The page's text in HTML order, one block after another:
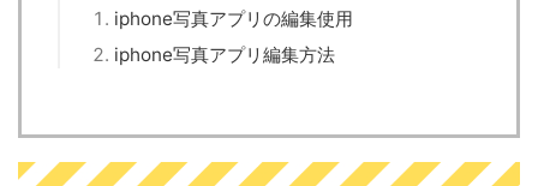
iphone写真アプリの編集使用
iphone写真アプリ編集方法